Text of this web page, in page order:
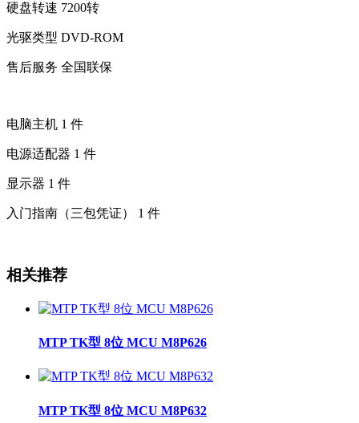
硬盘转速 7200转
光驱类型 DVD-ROM
售后服务 全国联保
电脑主机 1 件
电源适配器 1 件
显示器 1 件
入门指南（三包凭证） 1 件
相关推荐
MTP TK型 8位 MCU M8P626
MTP TK型 8位 MCU M8P632